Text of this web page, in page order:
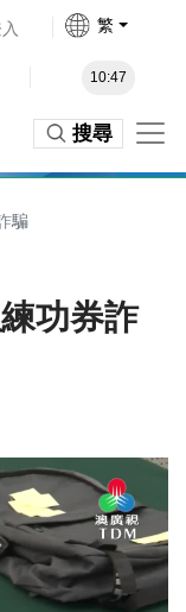
繁
10:47
搜尋
騙
功券詐